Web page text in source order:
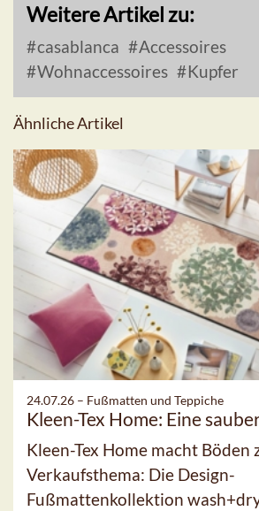
Weitere Artikel zu:
casablanca
Accessoires
Wohnaccessoires
Kupfer
Ähnliche Artikel
24.07.26 – Fußmatten und Teppiche
Kleen-Tex Home: Eine
Kleen-Tex Home macht Böden
Verkaufsthema: Die Design-
Fußmattenkollektion